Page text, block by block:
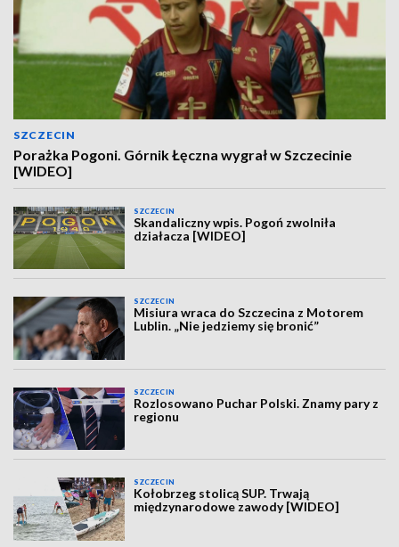
SZCZECIN
Porażka Pogoni. Górnik Łęczna wygrał w Szczecinie
[WIDEO]
SZCZECIN
Skandaliczny wpis. Pogoń zwolniła
działacza [WIDEO]
SZCZECIN
Misiura wraca do Szczecina z Motorem
Lublin. „Nie jedziemy się bronić”
SZCZECIN
Rozlosowano Puchar Polski. Znamy pary z
regionu
SZCZECIN
Kołobrzeg stolicą SUP. Trwają
międzynarodowe zawody [WIDEO]